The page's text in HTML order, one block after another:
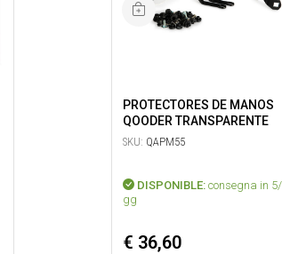
PROTECTORES DE MANOS
QOODER TRANSPARENTE
SKU: QAPM55
DISPONIBLE: consegna in
gg
€ 36,60